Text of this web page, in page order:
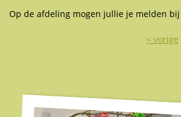
Op de afdeling mogen jullie je melden
< vorige